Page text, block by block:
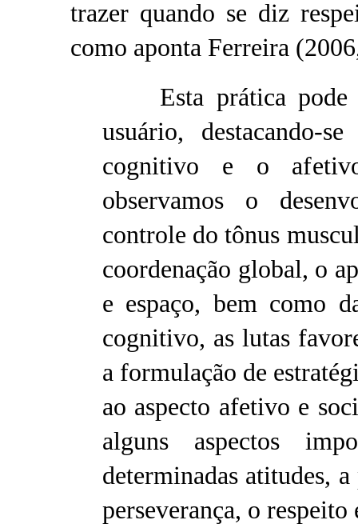
trazer quando se diz
como aponta Ferreira
Esta prática
usuário, destacando-
cognitivo e o
observamos o
controle do tônus
coordenação global, o
e espaço, bem como
cognitivo, as lutas
a formulação de
ao aspecto afetivo e
alguns aspectos
determinadas atitudes,
perseverança, o respeito